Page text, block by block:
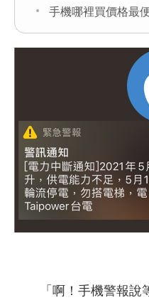
手機哪裡買價格最
「啊！手機警報說